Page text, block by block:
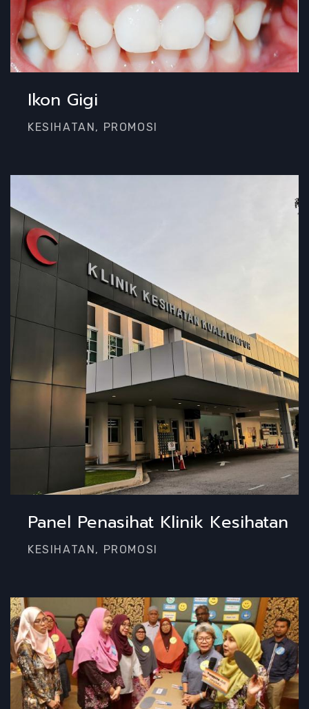
Ikon Gigi
KESIHATAN, PROMOSI
Panel Penasihat Klinik Kesihatan
KESIHATAN, PROMOSI